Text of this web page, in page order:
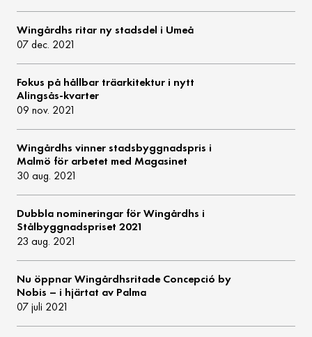
Wingårdhs ritar ny stadsdel i Umeå
07 dec. 2021
Fokus på hållbar träarkitektur i nytt
Alingsås-kvarter
09 nov. 2021
Wingårdhs vinner stadsbyggnadspris i
Malmö för arbetet med Magasinet
30 aug. 2021
Dubbla nomineringar för Wingårdhs i
Stålbyggnadspriset 2021
23 aug. 2021
Nu öppnar Wingårdhsritade Concepció by
Nobis – i hjärtat av Palma
07 juli 2021